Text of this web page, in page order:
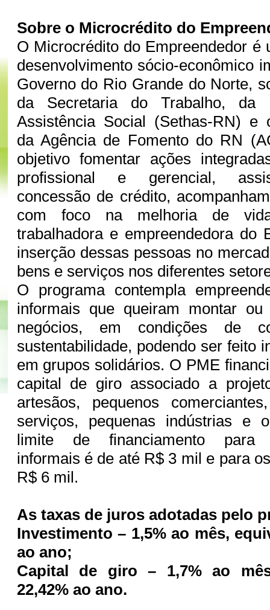
Sobre o Microcrédito do
O Microcrédito do Empreendedor é
desenvolvimento sócio-econômico
Governo do Rio Grande do Norte,
da Secretaria do Trabalho, da
Assistência Social (Sethas-RN) e
da Agência de Fomento do RN
objetivo fomentar ações
profissional e gerencial,
concessão de crédito,
com foco na melhoria de
trabalhadora e empreendedora do
inserção dessas pessoas no
bens e serviços nos diferentes
O programa contempla
informais que queiram montar
negócios, em condições de
sustentabilidade, podendo ser feito
em grupos solidários. O PME
capital de giro associado a
artesãos, pequenos
serviços, pequenas indústrias e
limite de financiamento para
informais é de até R$ 3 mil e para
R$ 6 mil.
As taxas de juros adotadas pelo
Investimento – 1,5% ao mês,
ao ano;
Capital de giro – 1,7% ao
22,42% ao ano.